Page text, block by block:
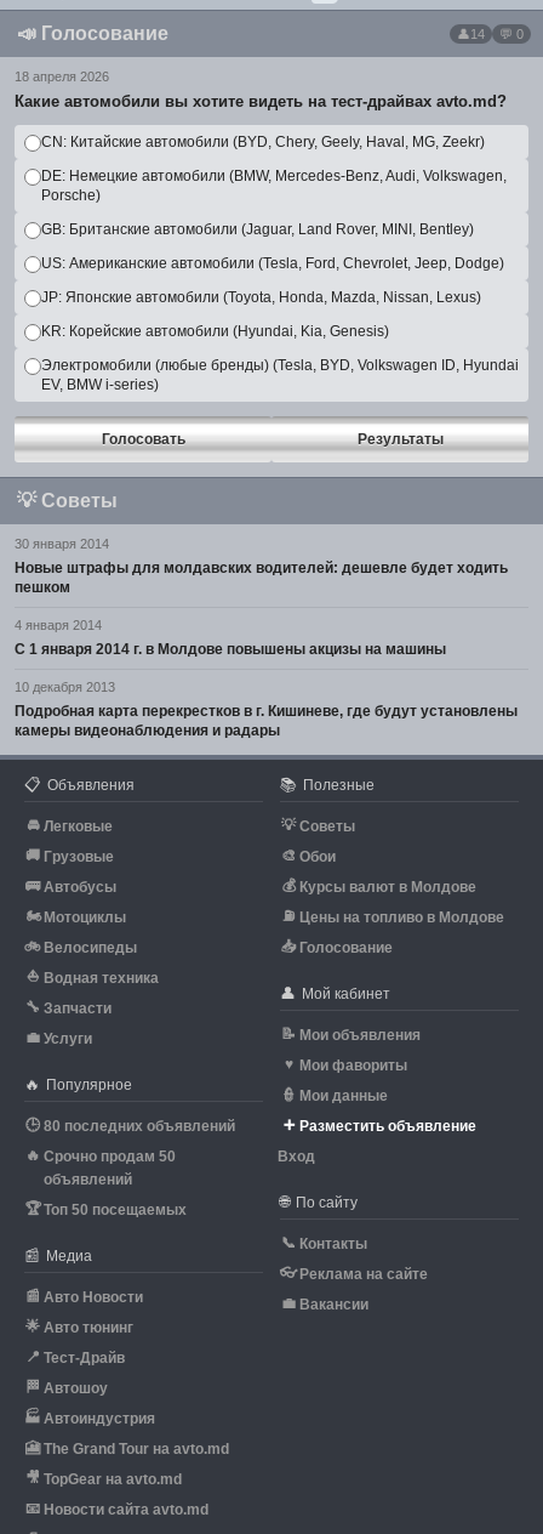
📣 Голосование 14 💬 0
18 апреля 2026
Какие автомобили вы хотите видеть на тест-драйвах avto.md?
CN: Китайские автомобили (BYD, Chery, Geely, Haval, MG, Zeekr)
DE: Немецкие автомобили (BMW, Mercedes-Benz, Audi, Volkswagen,
Porsche)
GB: Британские автомобили (Jaguar, Land Rover, MINI, Bentley)
US: Американские автомобили (Tesla, Ford, Chevrolet, Jeep, Dodge)
JP: Японские автомобили (Toyota, Honda, Mazda, Nissan, Lexus)
KR: Корейские автомобили (Hyundai, Kia, Genesis)
Электромобили (любые бренды) (Tesla, BYD, Volkswagen ID, Hyundai
EV, BMW i-series)
Голосовать Результаты
💡 Советы
30 января 2014
Новые штрафы для молдавских водителей: дешевле будет ходить
пешком
4 января 2014
С 1 января 2014 г. в Молдове повышены акцизы на машины
10 декабря 2013
Подробная карта перекрестков в г. Кишиневе, где будут установлены
камеры видеонаблюдения и радары
📋 Объявления
🚘 Легковые
🚚 Грузовые
🚌 Автобусы
🏍 Мотоциклы
🚲 Велосипеды
⛵ Водная техника
🔧 Запчасти
💼 Услуги
🔥 Популярное
🕒 80 последних объявлений
🔥 Срочно продам 50
объявлений
🏆Топ 50 посещаемых
📰 Медиа
📰 Авто Новости
🌟 Авто тюнинг
📍 Тест-Драйв
🏁 Автошоу
🏭 Автоиндустрия
🎦 The Grand Tour на avto.md
🎥 TopGear на avto.md
📧 Новости сайта avto.md
📚 Полезные
💡 Советы
🎨 Обои
💰 Курсы валют в Молдове
⛽ Цены на топливо в Молдове
📥 Голосование
👤 Мой кабинет
📝 Мои объявления
♥ Мои фавориты
👮 Мои данные
➕ Разместить объявление
Вход
🌐 По сайту
📞 Контакты
👓 Реклама на сайте
💼 Вакансии